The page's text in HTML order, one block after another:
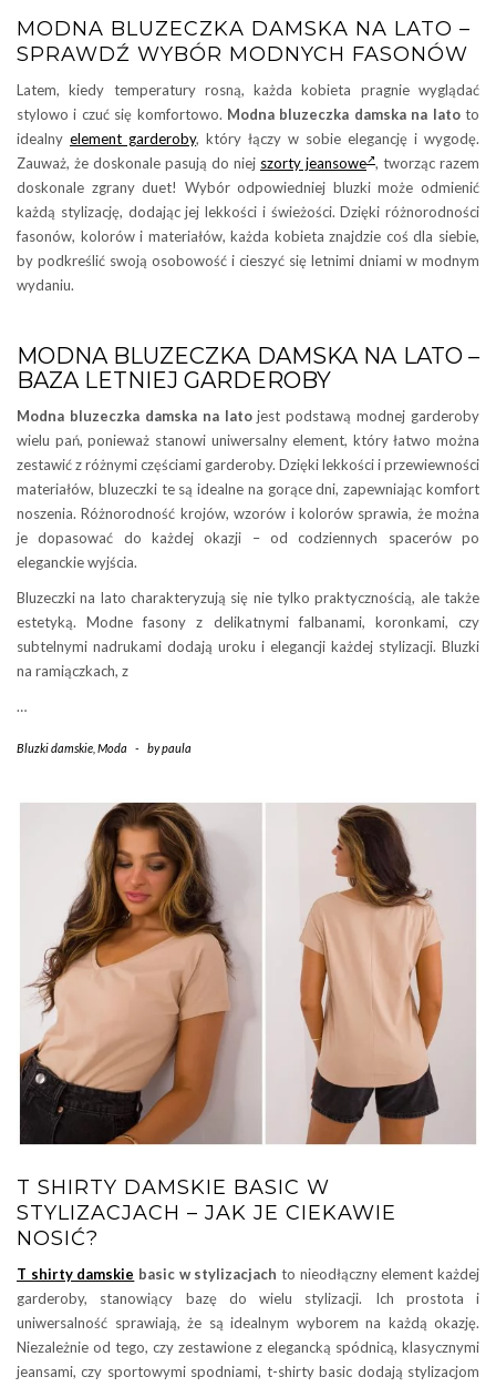
MODNA BLUZECZKA DAMSKA NA LATO –
SPRAWDŹ WYBÓR MODNYCH FASONÓW
Latem, kiedy temperatury rosną, każda kobieta pragnie wyglądać
stylowo i czuć się komfortowo. Modna bluzeczka damska na latoto
idealny element garderoby, który łączy w sobie elegancję i wygodę.
Zauważ, że doskonale pasują do niej szorty jeansowe , tworząc razem
doskonale zgrany duet! Wybór odpowiedniej bluzki może odmienić
każdą stylizację, dodając jej lekkości i świeżości. Dzięki różnorodności
fasonów, kolorów i materiałów, każda kobieta znajdzie coś dla siebie,
by podkreślić swoją osobowość i cieszyć się letnimi dniami w modnym
wydaniu.
MODNA BLUZECZKA DAMSKA NA LATO –
BAZA LETNIEJ GARDEROBY
Modna bluzeczka damska na latojest podstawą modnej garderoby
wielu pań, ponieważ stanowi uniwersalny element, który łatwo można
zestawić z różnymi częściami garderoby. Dzięki lekkości i przewiewności
materiałów, bluzeczki te są idealne na gorące dni, zapewniając komfort
noszenia. Różnorodność krojów, wzorów i kolorów sprawia, że można
je dopasować do każdej okazji – od codziennych spacerów po
eleganckie wyjścia.
Bluzeczki na lato charakteryzują się nie tylko praktycznością, ale także
estetyką. Modne fasony z delikatnymi falbanami, koronkami, czy
subtelnymi nadrukami dodają uroku i elegancji każdej stylizacji. Bluzki
na ramiączkach, z
…
Bluzki damskie Moda - bypaula
T SHIRTY DAMSKIE BASIC W
STYLIZACJACH – JAK JE CIEKAWIE
NOSIĆ?
T shirty damskie basic w stylizacjach to nieodłączny element każdej
garderoby, stanowiący bazę do wielu stylizacji. Ich prostota i
uniwersalność sprawiają, że są idealnym wyborem na każdą okazję.
Niezależnie od tego, czy zestawione z elegancką spódnicą, klasycznymi
jeansami, czy sportowymi spodniami, t-shirty basic dodają stylizacjom